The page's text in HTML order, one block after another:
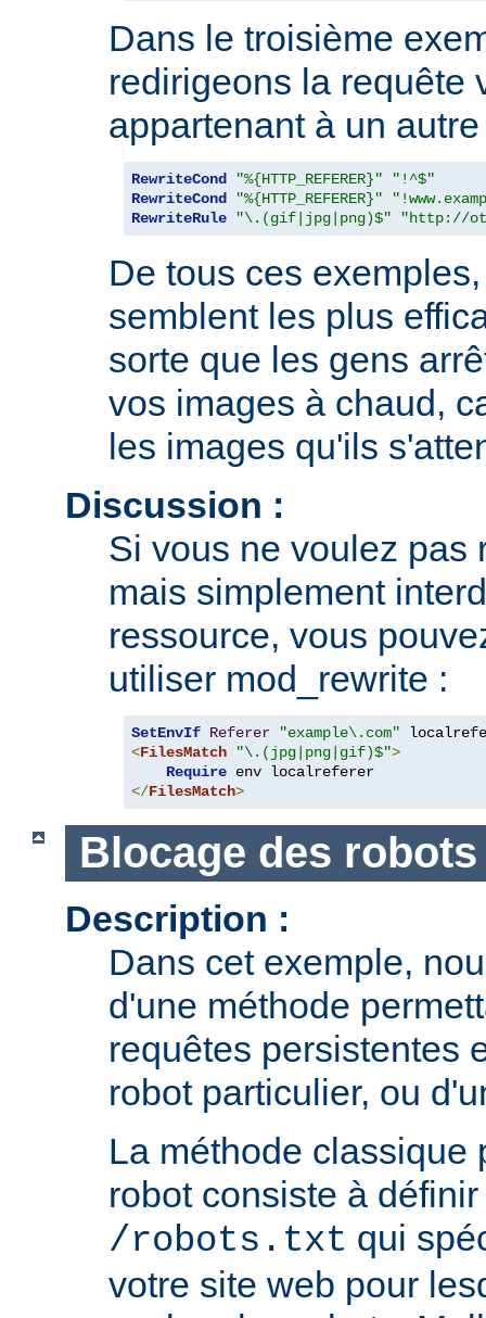
Dans le troisième
redirigeons la requête
appartenant à un
RewriteCond "%{HTTP_REFERER}"
"!^$"
RewriteCond
"%{HTTP_REFERER}"
RewriteRule
"\.(gif|jpg|png)$" "http://
De tous ces
semblent les plus
sorte que les gens
vos images à chaud,
les images qu'ils
Discussion :
Si vous ne voulez pas
mais simplement
ressource, vous
utiliser mod_rewrite :
SetEnvIf Referer
"example\.com"
<FilesMatch "\.(jpg|png|gif)$">
Require
</FilesMatch>
Blocage des robots
Description :
Dans cet exemple,
d'une méthode
requêtes persistentes
robot particulier, ou
La méthode classique
robot consiste à
/robots.txt qui
votre site web pour